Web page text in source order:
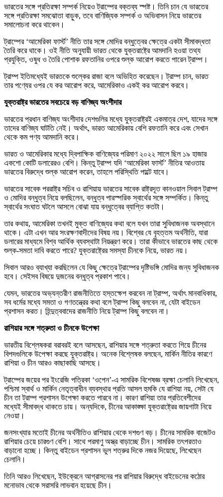
ভারতের সঙ্গে প্রতিরক্ষা সম্পর্ক নিয়েও ট্রাম্পের বক্তব্য স্পষ্ট। তিনি চান যে ভারতের
সঙ্গে প্রতিরক্ষা সমঝোতা বাড়ুক, তবে বাণিজ্যিক সম্পর্ক ও অভিবাসন নিয়ে ভারতের
সমালোচনা করে থাকেন।
ট্রাম্পের ‘আমেরিকা ফার্স্ট’ নীতি তার সঙ্গে মোদির বন্ধুত্বের ক্ষেত্রে একটা সীমাবদ্ধতা
তৈরি করে থাকে। ওই নীতি অনুযায়ী ভারত থেকে যুক্তরাষ্ট্রে আমদানি হওয়া তথ্য
প্রযুক্তি, ওষুধ ও তৈরি পোশাক রফতানির ওপরে শুল্ক আরোপ করতে পারেন ট্রাম্প।
ট্রাম্প ইতিমধ্যেই ভারতকে শুল্কের রাজা বলে অভিহিত করেছেন। ট্রাম্প চান, ভারত
তার পণ্যের ওপর যে কর আরোপ করে, আমেরিকাও একই কর আরোপ করবে।
যুক্তরাষ্ট্র ভারতের সবচেয়ে বড় বাণিজ্য অংশীদার
ভারতের প্রধান বাণিজ্য অংশীদার দেশগুলির মধ্যে যুক্তরাষ্ট্রই একমাত্র দেশ, যাদের সঙ্গে
তাদের বাণিজ্য ঘাটতি নেই। অর্থাৎ, ভারত আমেরিকায় বেশি রফতানি করে এবং সেখান
থেকে কম পণ্য আমদানি করে।
ভারত ও আমেরিকার মধ্যে দ্বিপাক্ষিক বাণিজ্যের পরিমাণ ২০২২ সালে ছিল ১৯ হাজার
একশো কোটি ডলারেরও বেশি। কিন্তু ট্রাম্প যদি ‘আমেরিকা ফার্স্ট’ নীতির আওতায়
ভারতের বিরুদ্ধে শুল্ক আরোপ করেন, তাহলে পরিস্থিতি পাল্টে যাবে।
ভারতের সাবেক পররাষ্ট্র সচিব ও রাশিয়ায় ভারতের সাবেক রাষ্ট্রদূত কানওয়াল সিবাল ট্রাম্প
ও মোদির বন্ধুত্ব নিয়ে বলছিলেন, বন্ধুত্ব পারস্পরিক স্বার্থের সঙ্গে সম্পর্কিত। কিন্তু
স্বার্থের সংঘাত ঘটলে আসলে বোঝা যায় বন্ধুত্বের ব্যাপ্তি কতটা।
তার কথায়, আমেরিকা তখনই মুক্ত বাণিজ্যের কথা বলে যখন তারা সুবিধাজনক অবস্থানে
থাকে। এটা এখন আর সংরক্ষণবাদীদের বিষয় নয়। বিশ্বের যে বৃহত্তম অর্থনীতি, যারা
ডলারের মাধ্যমে বিশ্ব আর্থিক ব্যবস্থাটা নিয়ন্ত্রণ করে। তারা কীভাবে ভারতের কাছ থেকে
শুল্ক-সমতা দাবি করতে পারে? যুক্তরাষ্ট্রের সমস্যা চীনকে নিয়ে, ভারত নয়।
সিবাল আরও ব্যাখ্যা করছিলেন যে কিছু ক্ষেত্রে ট্রাম্পের দৃষ্টিভঙ্গি মোদির জন্য সুবিধাজনক
হবে। সেইসব বিষয়ে দুজনের বন্ধুত্ব প্রকাশ পাবে।
যেমন, ভারতের অভ্যন্তরীণ রাজনীতিতে হস্তক্ষেপ করবেন না ট্রাম্প, অর্থাৎ মানবাধিকার,
সব ধর্মের মধ্যে সমতা ও গণতন্ত্রের কথা বলে ট্রাম্প কিছু বলবেন না, যেটা বাইডেন
প্রশাসন করত। হিন্দুত্ববাদের রাজনীতি নিয়ে ট্রাম্প কিছু বলবেন না।
রাশিয়ার সঙ্গে শত্রুতা ও চীনকে উপেক্ষা
ভারতীয় বিশ্লেষকরা বরাবরই বলে আসছেন, রাশিয়ার সঙ্গে শত্রুতা করতে গিয়ে চীনের
বিপদগুলিকে উপেক্ষা করছে যুক্তরাষ্ট্র। অনেক বিশ্লেষক বলছেন, মার্কিন নীতির কারণে
রাশিয়া ও চীন আরও কাছাকাছি আসছে।
ট্রাম্পের জয়ের পর ইংরেজি পত্রিকা ‘ওপেন’-এ সামরিক বিশেষজ্ঞ ব্রহ্মা চেলানি লিখেছেন,
পশ্চিমা স্বার্থ ও মার্কিন নেতৃত্বাধীন ব্যবস্থার প্রতি আসল হুমকি যে রাশিয়া নয়, সেটা যে
চীন তা ট্রাম্প প্রশাসন উপেক্ষা করতে পারবে না। কারণ রাশিয়া তার প্রতিবেশীদের
মধ্যেই সীমাবদ্ধ থাকতে চায়। অন্যদিকে, চীনের আকাঙ্ক্ষা যুক্তরাষ্ট্রের জায়গাটা নিয়ে
নেওয়া।
জনসংখ্যার মতোই চীনের অর্থনীতিও রাশিয়ার থেকে দশগুণ বড়। চীনের সামরিক বাজেটও
রাশিয়ার চেয়ে চারগুণ বেশি। সাথে পরমাণু অস্ত্র বাড়াচ্ছে চীন। সামরিক তৎপরতাও
বাড়ানো হচ্ছে। কিন্তু বাইডেন প্রশাসন ভুল শত্রুর দিকে নজর দিয়েছে, লিখেছেন
চেলানি।
তিনি আরও লিখেছেন, ইউক্রেনে আগ্রাসনের পর রাশিয়ার বিরুদ্ধে বাইডেনের কঠোর
মনোভাব থেকে সরাসরি লাভবান হয়েছে চীন।